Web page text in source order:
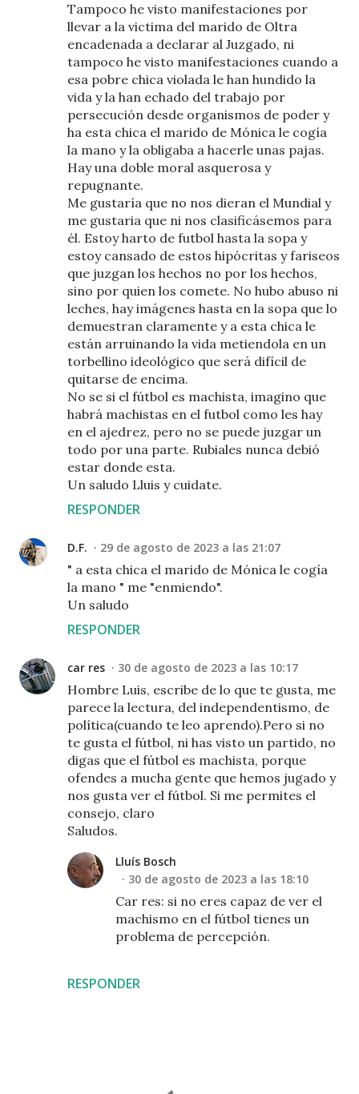
Tampoco he visto manifestaciones por
llevar a la victima del marido de Oltra
encadenada a declarar al Juzgado, ni
tampoco he visto manifestaciones cuando a
esa pobre chica violada le han hundido la
vida y la han echado del trabajo por
persecución desde organismos de poder y
ha esta chica el marido de Mónica le cogía
la mano y la obligaba a hacerle unas pajas.
Hay una doble moral asquerosa y
repugnante.
Me gustaría que no nos dieran el Mundial y
me gustaria que ni nos clasificásemos para
él. Estoy harto de futbol hasta la sopa y
estoy cansado de estos hipócritas y fariseos
que juzgan los hechos no por los hechos,
sino por quien los comete. No hubo abuso ni
leches, hay imágenes hasta en la sopa que lo
demuestran claramente y a esta chica le
están arruinando la vida metiendola en un
torbellino ideológico que será difícil de
quitarse de encima.
No se si el fútbol es machista, imagino que
habrá machistas en el futbol como les hay
en el ajedrez, pero no se puede juzgar un
todo por una parte. Rubiales nunca debió
estar donde esta.
Un saludo Lluis y cuidate.
RESPONDER
D.F. 29 de agosto de 2023 a las 21:07
" a esta chica el marido de Mónica le cogía
la mano " me "enmiendo".
Un saludo
RESPONDER
car res 30 de agosto de 2023 a las 10:17
Hombre Luis, escribe de lo que te gusta, me
parece la lectura, del independentismo, de
política(cuando te leo aprendo).Pero si no
te gusta el fútbol, ni has visto un partido, no
digas que el fútbol es machista, porque
ofendes a mucha gente que hemos jugado y
nos gusta ver el fútbol. Si me permites el
consejo, claro
Saludos.
RESPONDER
Lluís Bosch
30 de agosto de 2023 a las 18:10
Car res: si no eres capaz de ver el
machismo en el fútbol tienes un
problema de percepción.